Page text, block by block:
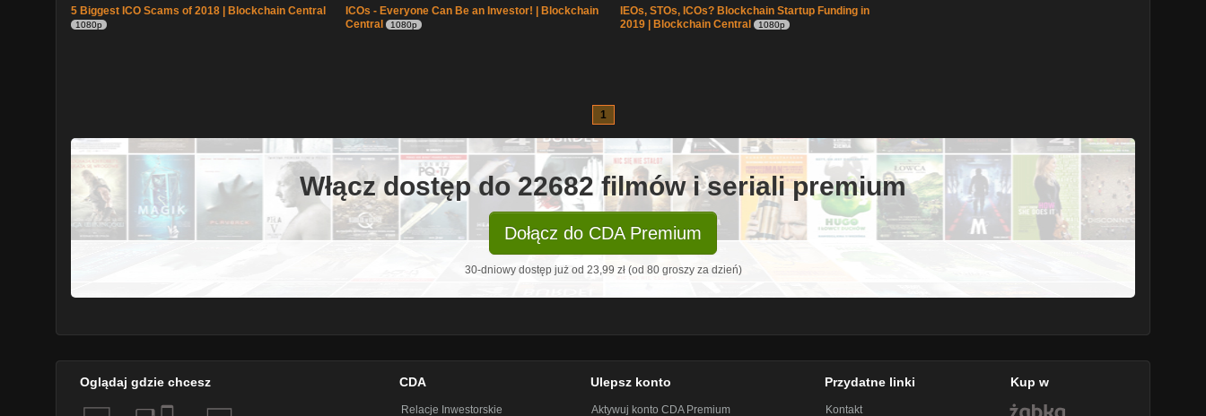
5 Biggest ICO Scams of 2018 | Blockchain Central
1080p
ICOs - Everyone Can Be an Investor! | Blockchain
Central
1080p
IEOs, STOs, ICOs? Blockchain Startup Funding in
2019 | Blockchain Central
1080p
1
Włącz dostęp do 22682 filmów i seriali premium
Dołącz do CDA Premium
30-dniowy dostęp już od 23,99 zł (od 80 groszy za dzień)
Oglądaj gdzie chcesz CDA
Relacje Inwestorskie
Ulepsz konto
Aktywuj konto CDA Premium
Przydatne linki
Kontakt
Kup w